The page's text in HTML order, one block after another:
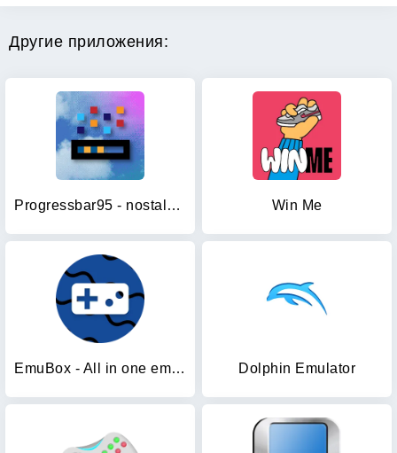
Другие приложения:
Progressbar95 - nostalgic game Win Me
EmuBox - All in one emulator Dolphin Emulator